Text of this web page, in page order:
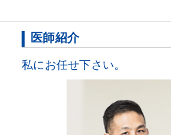
医師紹介
私にお任せ下さい。